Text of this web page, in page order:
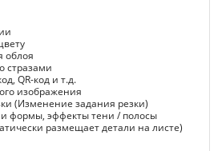
облоя
стразами
QR-код и т.д.
изображения
(Изменение задания резки)
формы, эффекты тени / полосы
размещает детали на листе)